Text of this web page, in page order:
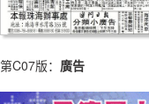
第C07版： 廣告